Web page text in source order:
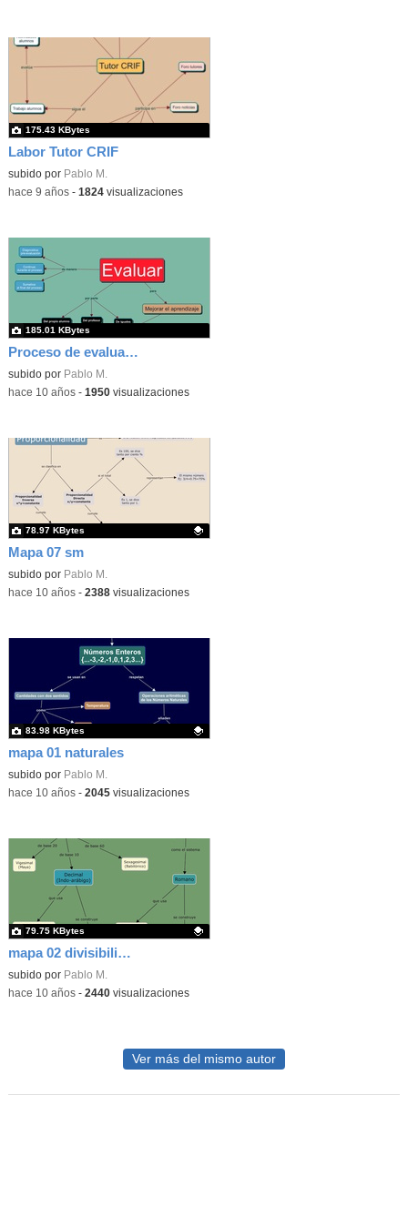
Labor Tutor CRIF
subido por Pablo M.
175.43 KBytes
-hace 9 años- 1824visualizaciones
Proceso de evaluación
subido por Pablo M.
185.01 KBytes
-hace 10 años- 1950visualizaciones
Mapa 07 sm
Contenido educativo.
subido por Pablo M.
78.97 KBytes
-hace 10 años- 2388visualizaciones
mapa 01 naturales
Contenido educativo.
subido por Pablo M.
83.98 KBytes
-hace 10 años- 2045visualizaciones
mapa 02 divisibilidad
Contenido educativo.
subido por Pablo M.
79.75 KBytes
-hace 10 años- 2440visualizaciones
Ver más del mismo autor